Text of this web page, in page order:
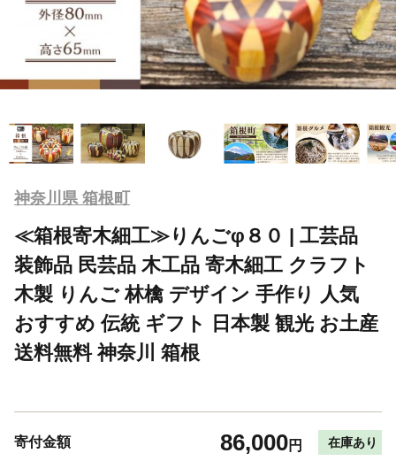
神奈川県 箱根町
≪箱根寄木細工≫りんごφ８０ | 工芸品
装飾品 民芸品 木工品 寄木細工 クラフト
木製 りんご 林檎 デザイン 手作り 人気
おすすめ 伝統 ギフト 日本製 観光 お土産
送料無料 神奈川 箱根
寄付金額 86,000円 在庫あり